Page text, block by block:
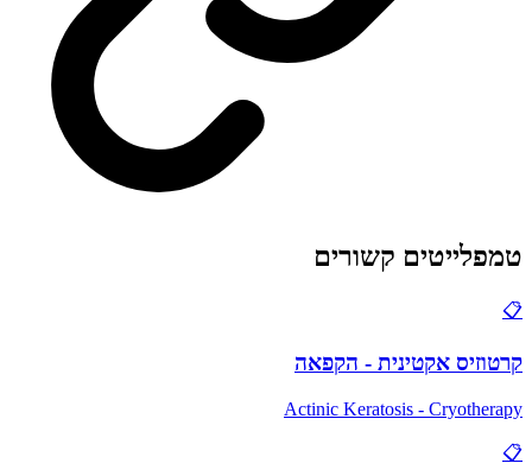
טמפלייטים קשורים
📋
קרטוזיס אקטינית - הקפאה
Actinic Keratosis - Cryotherapy
📋